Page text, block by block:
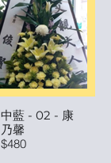
中藍 - 02 - 康
乃馨
$480